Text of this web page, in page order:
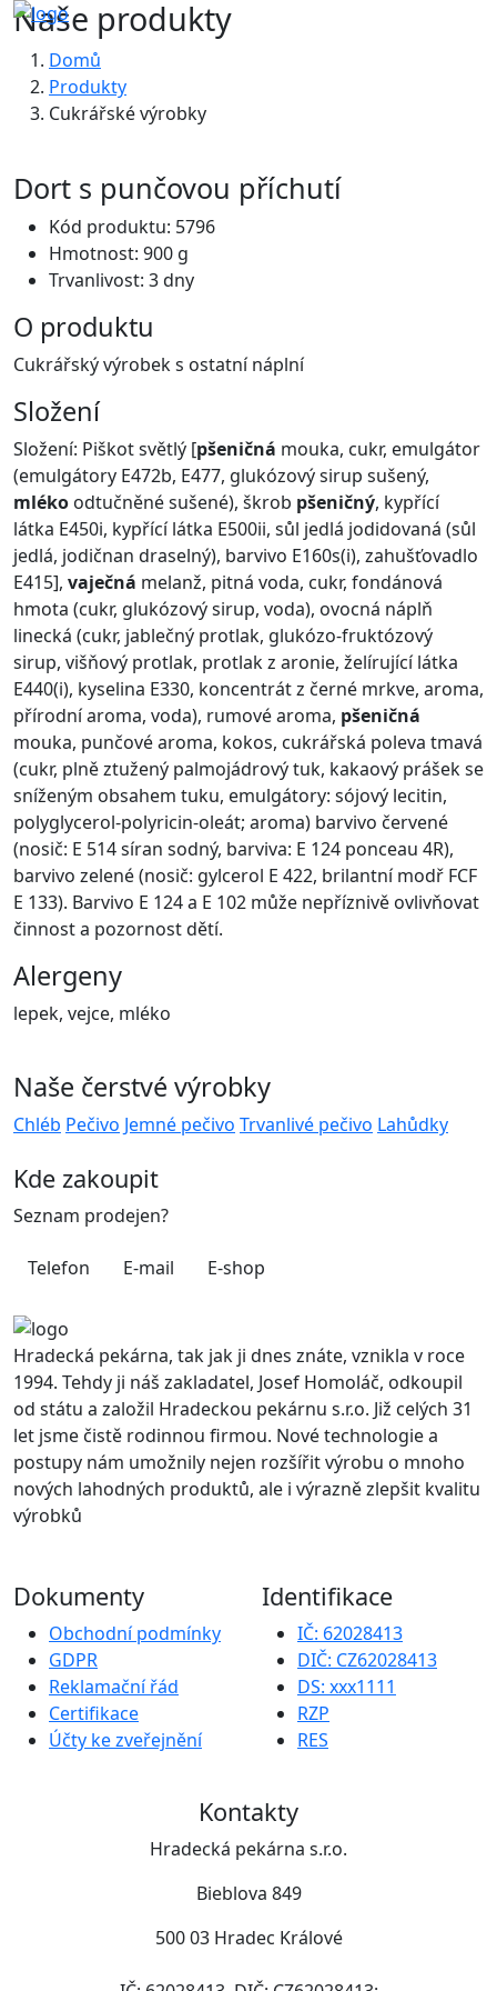
Naše produkty
Domů
Produkty
Cukrářské výrobky
Dort s punčovou příchutí
Kód produktu: 5796
Hmotnost: 900 g
Trvanlivost: 3 dny
O produktu
Cukrářský výrobek s ostatní náplní
Složení
Složení: Piškot světlý [pšeničná mouka, cukr, emulgátor
(emulgátory E472b, E477, glukózový sirup sušený,
mléko odtučněné sušené), škrob pšeničný, kypřící
látka E450i, kypřící látka E500ii, sůl jedlá jodidovaná (sůl
jedlá, jodičnan draselný), barvivo E160s(i), zahušťovadlo
E415], vaječná melanž, pitná voda, cukr, fondánová
hmota (cukr, glukózový sirup, voda), ovocná náplň
linecká (cukr, jablečný protlak, glukózo-fruktózový
sirup, višňový protlak, protlak z aronie, želírující látka
E440(i), kyselina E330, koncentrát z černé mrkve, aroma,
přírodní aroma, voda), rumové aroma, pšeničná
mouka, punčové aroma, kokos, cukrářská poleva tmavá
(cukr, plně ztužený palmojádrový tuk, kakaový prášek se
sníženým obsahem tuku, emulgátory: sójový lecitin,
polyglycerol-polyricin-oleát; aroma) barvivo červené
(nosič: E 514 síran sodný, barviva: E 124 ponceau 4R),
barvivo zelené (nosič: gylcerol E 422, brilantní modř FCF
E 133). Barvivo E 124 a E 102 může nepříznivě ovlivňovat
činnost a pozornost dětí.
Alergeny
lepek, vejce, mléko
Naše čerstvé výrobky
Chléb Pečivo Jemné pečivo Trvanlivé pečivo Lahůdky
Kde zakoupit
Seznam prodejen?
Telefon E-mail E-shop
Hradecká pekárna, tak jak ji dnes znáte, vznikla v roce
1994. Tehdy ji náš zakladatel, Josef Homoláč, odkoupil
od státu a založil Hradeckou pekárnu s.r.o. Již celých 31
let jsme čistě rodinnou firmou. Nové technologie a
postupy nám umožnily nejen rozšířit výrobu o mnoho
nových lahodných produktů, ale i výrazně zlepšit kvalitu
výrobků
Dokumenty
Obchodní podmínky
GDPR
Reklamační řád
Certifikace
Účty ke zveřejnění
Identifikace
IČ: 62028413
DIČ: CZ62028413
DS: xxx1111
RZP
RES
Kontakty
Hradecká pekárna s.r.o.
Bieblova 849
500 03 Hradec Králové